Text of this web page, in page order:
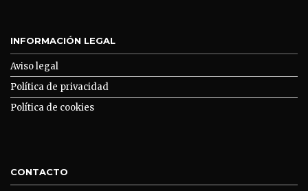
INFORMACIÓN LEGAL
Aviso legal
Política de privacidad
Política de cookies
CONTACTO